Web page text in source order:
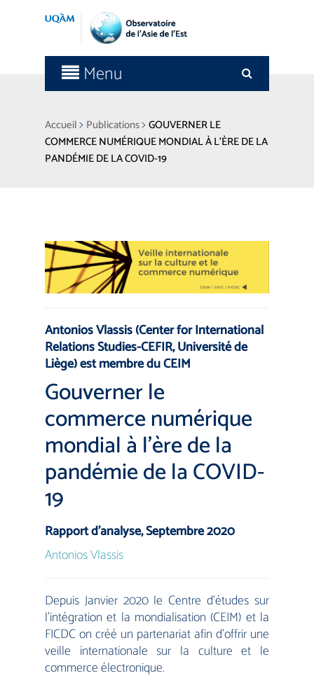
Menu
Accueil> Publications>GOUVERNER LE
COMMERCE NUMÉRIQUE MONDIAL À L’ÈRE DE LA
PANDÉMIE DE LA COVID-19
Antonios Vlassis (Center for International
Relations Studies-CEFIR, Université de
Liège) est membre du CEIM
Gouverner le
commerce numérique
mondial à l’ère de la
pandémie de la COVID-
19
Rapport d’analyse, Septembre 2020
Antonios Vlassis
Depuis Janvier 2020 le Centre d’études sur
l’intégration et la mondialisation (CEIM) et la
FICDC on créé un partenariat afin d’offrir une
veille internationale sur la culture et le
commerce électronique.